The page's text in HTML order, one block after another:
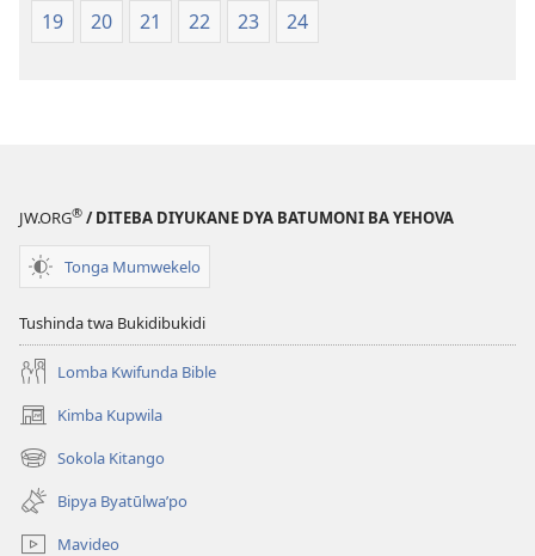
19
20 21 22 23 24
JW.ORG® / DITEBA DIYUKANE DYA BATUMONI BA YEHOVA
Tonga Mumwekelo
Tushinda twa Bukidibukidi
Lomba Kwifunda Bible
Kimba Kupwila
(opens
new
window)
Sokola Kitango
(opens
new
window)
Bipya Byatūlwa’po
Mavideo